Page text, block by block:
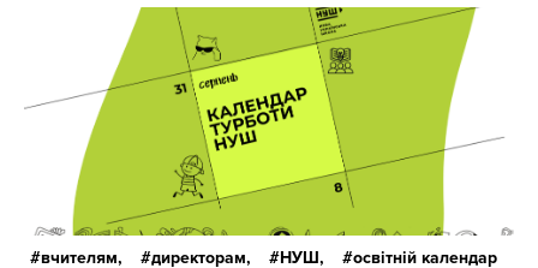
вчителям, директорам, НУШ, освітній календар